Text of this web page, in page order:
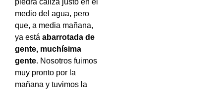
medio del agua, pero
que, a media mañana,
ya está abarrotada de
gente, muchísima
gente. Nosotros fuimos
muy pronto por la
mañana y tuvimos la